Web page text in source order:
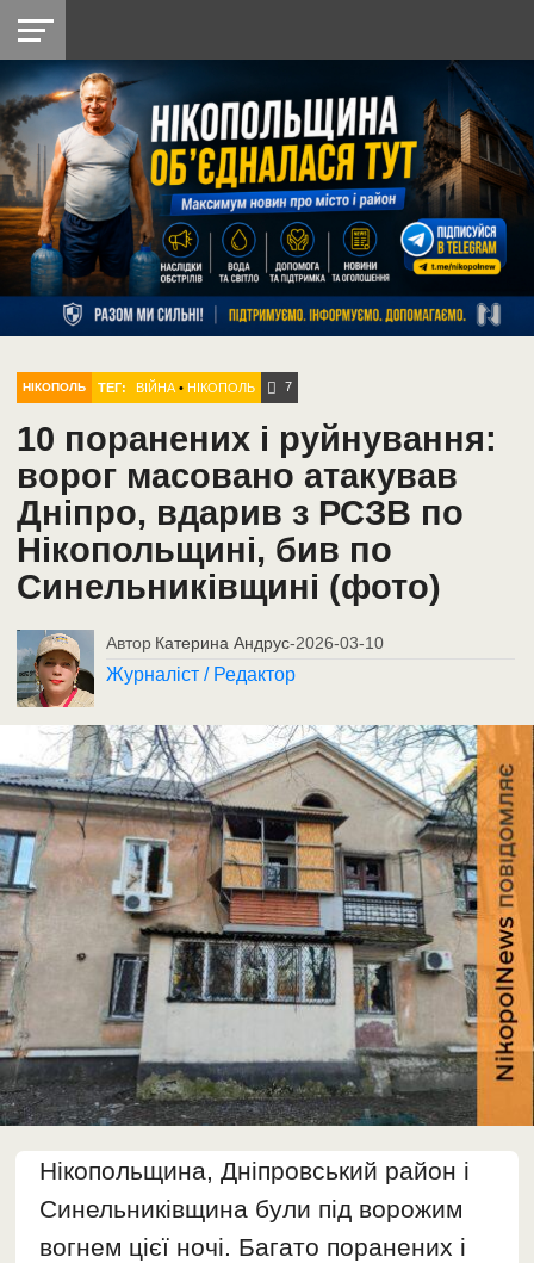
НІКОПОЛЬ
РАЙОН
СІЧЕСЛАВСЬКА
УКРАЇНА
РЕТРО
НІКОПОЛЬ
ЛАЙТ
УКРАЇНА
ДОПОМОГА
РАДІО
НІКОПОЛЬ ТЕГ: ВІЙНА •НІКОПОЛЬ 7
10 поранених і руйнування:
ворог масовано атакував
Дніпро, вдарив з РСЗВ по
Нікопольщині, бив по
Синельниківщині (фото)
Автор Катерина Андрус-2026-03-10
Журналіст / Редактор
Нікопольщина, Дніпровський район і
Синельниківщина були під ворожим
вогнем цієї ночі. Багато поранених і